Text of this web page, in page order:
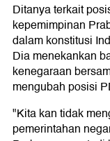
Ditanya terkait
kepemimpinan
dalam konstitusi
Dia menekankan
kenegaraan
mengubah posisi
"Kita kan tidak
pemerintahan